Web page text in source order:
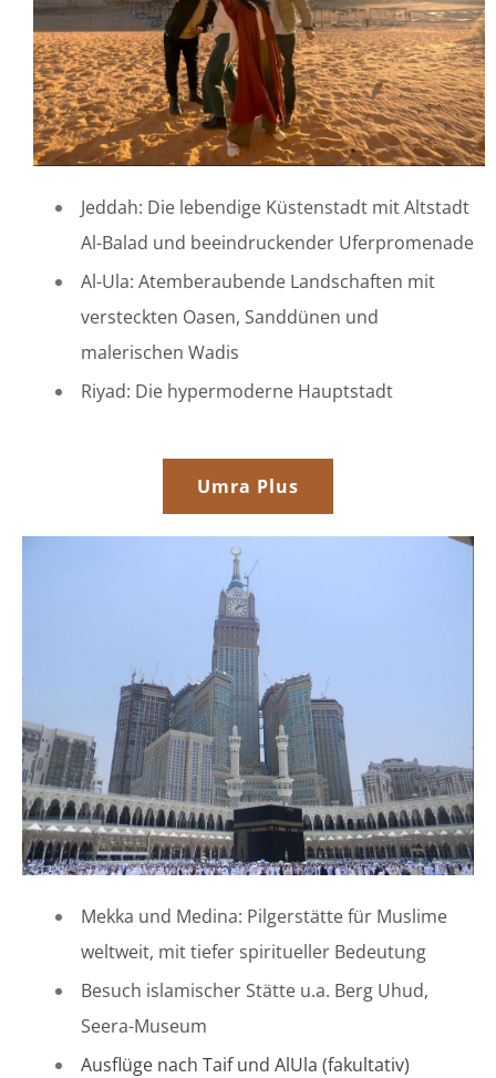
Jeddah: Die lebendige Küstenstadt mit Altstadt
Al-Balad und beeindruckender Uferpromenade
Al-Ula: Atemberaubende Landschaften mit
versteckten Oasen, Sanddünen und
malerischen Wadis
Riyad: Die hypermoderne Hauptstadt
Umra Plus
Mekka und Medina: Pilgerstätte für Muslime
weltweit, mit tiefer spiritueller Bedeutung
Besuch islamischer Stätte u.a. Berg Uhud,
Seera-Museum
Ausflüge nach Taif und AlUla (fakultativ)